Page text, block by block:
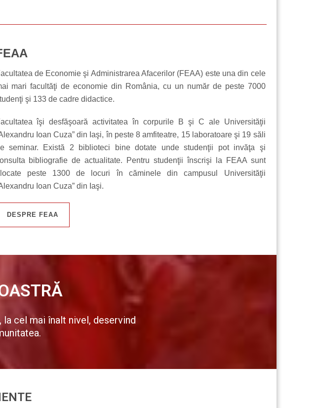
de Economie şi Administrarea Afacerilor (FEAA) este una din cele
mari facultăţi de economie din România, cu un număr de peste 7000
şi 133 de cadre didactice.
îşi desfăşoară activitatea în corpurile B şi C ale Universităţii
Ioan Cuza” din Iaşi, în peste 8 amfiteatre, 15 laboratoare şi 19 săli
seminar. Există 2 biblioteci bine dotate unde studenţii pot invăţa şi
bibliografie de actualitate. Pentru studenţii înscrişi la FEAA sunt
peste 1300 de locuri în căminele din campusul Universităţii
Ioan Cuza” din Iaşi.
DESPRE FEAA
cel mai înalt nivel, deservind